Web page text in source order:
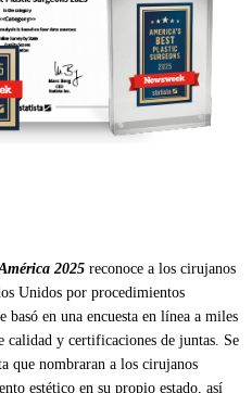
2025 reconoce a los cirujanos
Unidos por procedimientos
basó en una encuesta en línea a miles
calidad y certificaciones de juntas. Se
que nombraran a los cirujanos
estético en su propio estado, así